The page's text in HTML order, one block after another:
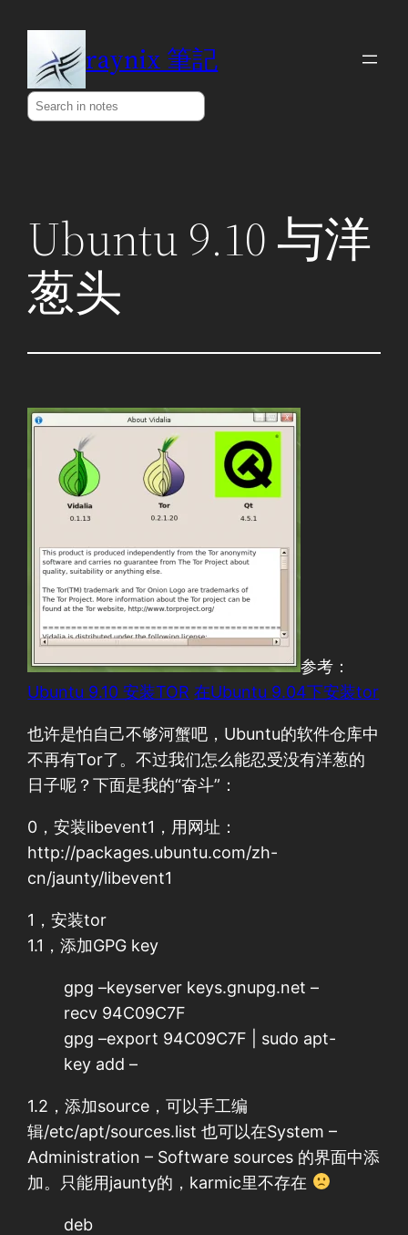
content
raynix 筆記
Search
Ubuntu 9.10 与洋
葱头
参考：
Ubuntu 9.10 安装TOR 在Ubuntu 9.04下安装tor
也许是怕自己不够河蟹吧，Ubuntu的软件仓库中
不再有Tor了。不过我们怎么能忍受没有洋葱的
日子呢？下面是我的“奋斗”：
0，安装libevent1，用网址：
http://packages.ubuntu.com/zh-
cn/jaunty/libevent1
1，安装tor
1.1，添加GPG key
gpg –keyserver keys.gnupg.net –
recv 94C09C7F
gpg –export 94C09C7F | sudo apt-
key add –
1.2，添加source，可以手工编
辑/etc/apt/sources.list 也可以在System –
Administration – Software sources 的界面中添
加。只能用jaunty的，karmic里不存在
deb